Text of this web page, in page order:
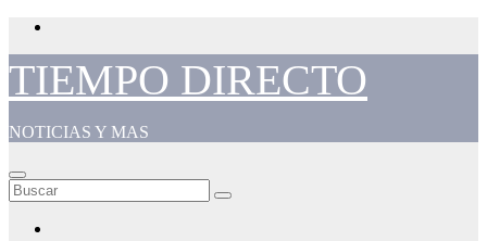
Saltar
contenido
TIEMPO DIRECTO
NOTICIAS Y MAS